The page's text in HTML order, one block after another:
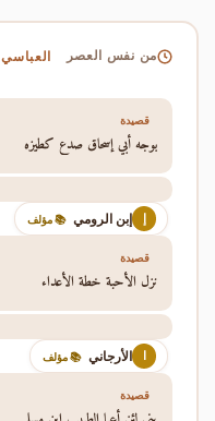
من نفس العصر العباسي
قصيدة
بوجه أبي إسحاق صدع كطيزه
إ إبن الرومي 📚 مؤلف
قصيدة
نزل الأحبة خطة الأعداء
ا الأرجاني 📚 مؤلف
قصيدة